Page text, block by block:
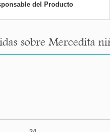
del Producto
sobre Mercedita